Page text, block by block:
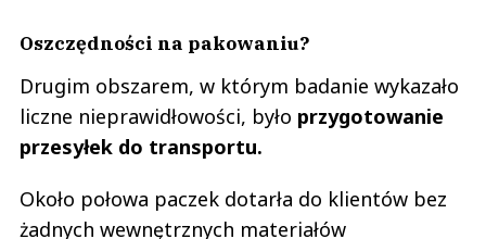
Oszczędności na pakowaniu?
Drugim obszarem, w którym badanie wykazało
liczne nieprawidłowości, było przygotowanie
przesyłek do transportu.
Około połowa paczek dotarła do klientów bez
żadnych wewnętrznych materiałów